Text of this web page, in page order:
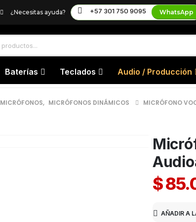
¿Necesitas ayuda? +57 301 750 9095 WhatsApp
Baterías Teclados Audio / Producción
MICRÓFONOS, MICRÓFONOS DINÁMICOS MICRÓFONO
$
AÑADIR A